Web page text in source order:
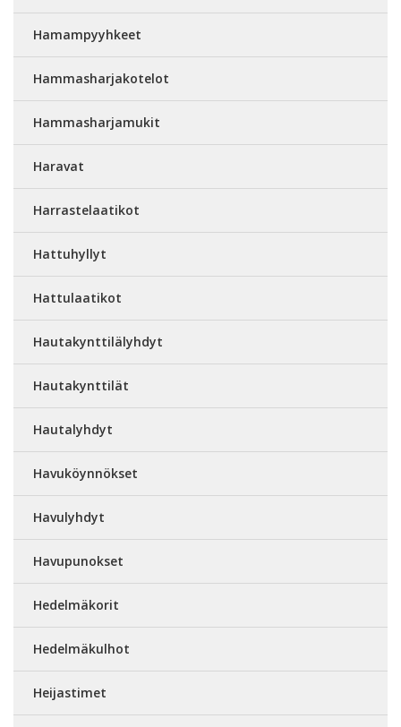
Hamampyyhkeet
Hammasharjakotelot
Hammasharjamukit
Haravat
Harrastelaatikot
Hattuhyllyt
Hattulaatikot
Hautakynttilälyhdyt
Hautakynttilät
Hautalyhdyt
Havuköynnökset
Havulyhdyt
Havupunokset
Hedelmäkorit
Hedelmäkulhot
Heijastimet